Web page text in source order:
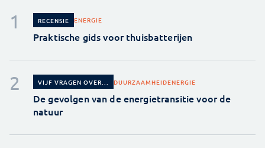
RECENSIE ENERGIE
Praktische gids voor thuisbatterijen
VIJF VRAGEN OVER... DUURZAAMHEIDENERGIE
De gevolgen van de energietransitie voor de
natuur